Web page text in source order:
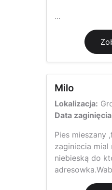
...
Milo
Lokalizacja:
Data
Pies mieszany
zaginiecia
niebieską do